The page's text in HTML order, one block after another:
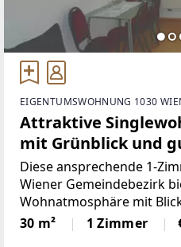
EIGENTUMSWOHNUNG 1030
Attraktive
mit Grünblick und
Verkehrsanbindung
Diese ansprechende 1-
Wiener Gemeindebezirk
Wohnatmosphäre mit
begrünten Innenhof.Die
3. Stock eines Altbaus
30 m² 1 Zimmer